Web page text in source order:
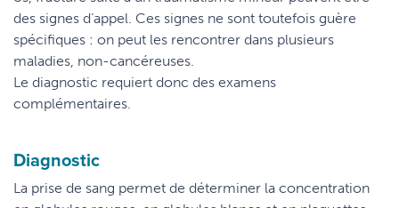
des signes d’appel. Ces signes ne sont toutefois guère
spécifiques : on peut les rencontrer dans plusieurs
maladies, non-cancéreuses.
Le diagnostic requiert donc des examens
complémentaires.
Diagnostic
La prise de sang permet de déterminer la concentration